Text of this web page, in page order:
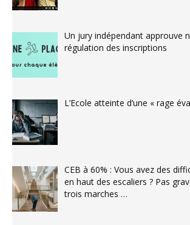
Un jury indépendant approuve
régulation des inscriptions
L’Ecole atteinte d’une « rage
CEB à 60% : Vous avez des
en haut des escaliers ? Pas
trois marches …